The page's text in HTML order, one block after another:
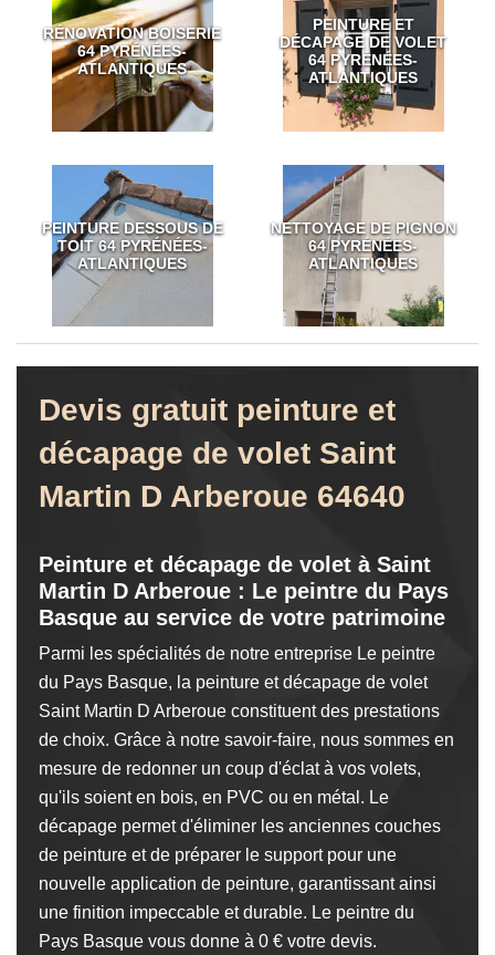
RÉNOVATION BOISERIE
64 PYRÉNÉES-
ATLANTIQUES
PEINTURE ET
DÉCAPAGE DE VOLET
64 PYRÉNÉES-
ATLANTIQUES
PEINTURE DESSOUS DE
TOIT 64 PYRÉNÉES-
ATLANTIQUES
NETTOYAGE DE PIGNON
64 PYRÉNÉES-
ATLANTIQUES
Devis gratuit peinture et
décapage de volet Saint
Martin D Arberoue 64640
Peinture et décapage de volet à Saint
Martin D Arberoue : Le peintre du Pays
Basque au service de votre patrimoine
Parmi les spécialités de notre entreprise Le peintre
du Pays Basque, la peinture et décapage de volet
Saint Martin D Arberoue constituent des prestations
de choix. Grâce à notre savoir-faire, nous sommes en
mesure de redonner un coup d'éclat à vos volets,
qu'ils soient en bois, en PVC ou en métal. Le
décapage permet d'éliminer les anciennes couches
de peinture et de préparer le support pour une
nouvelle application de peinture, garantissant ainsi
une finition impeccable et durable. Le peintre du
Pays Basque vous donne à 0 € votre devis.